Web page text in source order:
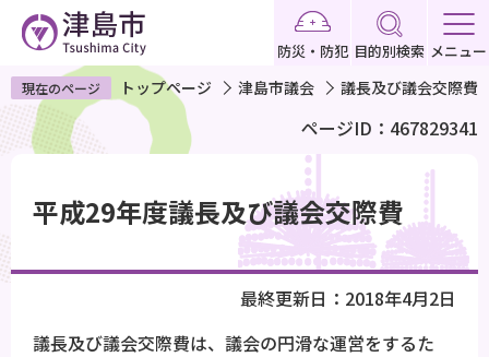
ペ
ー
で
す
防災・防犯 目的別検索 メニュー
現在のページ トップページ 津島市議会 議長及び議会交際費
ページID：467829341
平成29年度議長及び議会交際費
最終更新日：2018年4月2日
議長及び議会交際費は、議会の円滑な運営をするた